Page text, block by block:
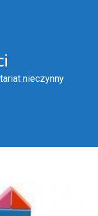
nieczynny